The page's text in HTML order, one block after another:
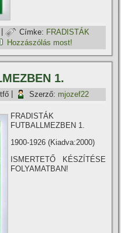
| Címke: FRADISTÁK
Hozzászólás most!
1.
Szerző: mjozef22
FRADISTÁK
FUTBALLMEZBEN 1.
1900-1926 (Kiadva:2000)
ISMERTETŐ KÉSZÍTÉSE
FOLYAMATBAN!